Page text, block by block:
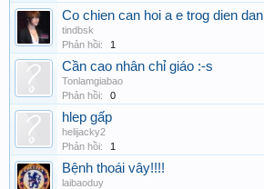
Co chien can hoi a e trog dien dan
tindbsk
Phản hồi:
1
Cần cao nhân chỉ giáo :-s
Tonlamgiabao
Phản hồi:
0
hlep gấp
helijacky2
Phản hồi:
1
Bệnh thoái vây!!!!
laibaoduy